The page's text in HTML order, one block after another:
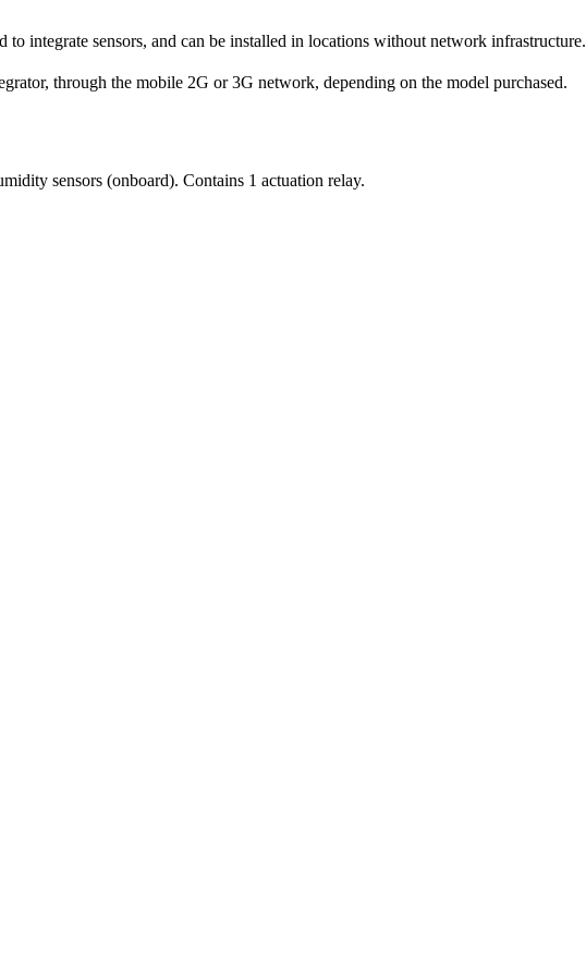
integrate sensors, and can be installed in locations without network infrastructure.
through the mobile 2G or 3G network, depending on the model purchased.
sensors (onboard). Contains 1 actuation relay.